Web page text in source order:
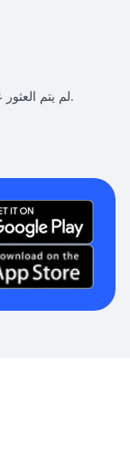
لم يتم العثور على مقالات مطابقة للبحث الذي تم تحديده.